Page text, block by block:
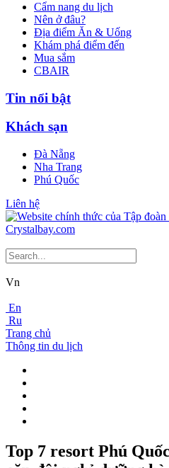
Cẩm nang du lịch
Nên ở đâu?
Địa điểm Ăn & Uống
Khám phá điểm đến
Mua sắm
CBAIR
Tin nổi bật
Khách sạn
Đà Nẵng
Nha Trang
Phú Quốc
Liên hệ
Vn
En
Ru
Trang chủ
Thông tin du lịch
Top 7 resort Phú